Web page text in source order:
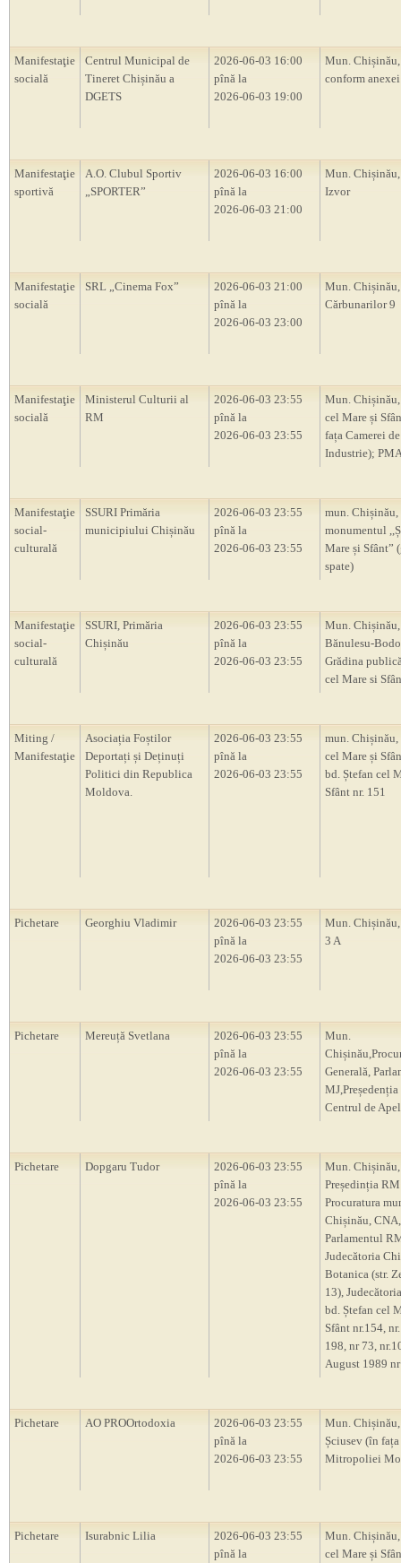
Manifestaţie
socială
Centrul Municipal de
Tineret Chișinău a
DGETS
2026-06-03 16:00
pînă la
2026-06-03 19:00
Mun.
conform anexei
Manifestaţie
sportivă
A.O. Clubul Sportiv
„SPORTER”
2026-06-03 16:00
pînă la
2026-06-03 21:00
Mun.
Izvor
Manifestaţie
socială
SRL „Cinema Fox”
2026-06-03 21:00
pînă la
2026-06-03 23:00
Mun. Chișinău,
Cărbunarilor 9
Manifestaţie
socială
Ministerul Culturii al
RM
2026-06-03 23:55
pînă la
2026-06-03 23:55
Mun.
cel Mare și
fața Camerei
Industrie);
Manifestaţie
social-
culturală
SSURI Primăria
municipiului Chișinău
2026-06-03 23:55
pînă la
2026-06-03 23:55
mun. Chișinău,
monumentul
Mare și Sfânt”
spate)
Manifestaţie
social-
culturală
SSURI, Primăria
Chișinău
2026-06-03 23:55
pînă la
2026-06-03 23:55
Mun. Chișinău,
Bănulesu-
Grădina
cel Mare si
Miting /
Manifestaţie
Asociația Foștilor
Deportați și Deținuți
Politici din Republica
Moldova.
2026-06-03 23:55
pînă la
2026-06-03 23:55
mun. Chișinău,
cel Mare și
bd. Ștefan cel
Sfânt nr. 151
Pichetare Georghiu Vladimir
2026-06-03 23:55
pînă la
2026-06-03 23:55
Mun.
3 A
Pichetare Mereuță Svetlana
2026-06-03 23:55
pînă la
2026-06-03 23:55
Mun.
Generală,
Centrul de Apel
Pichetare Dopgaru Tudor
2026-06-03 23:55
pînă la
2026-06-03 23:55
Mun. Chișinău,
Președinția
Procuratura
Chișinău, CNA,
Parlamentul
Judecătoria
Botanica (str.
13),
bd. Ștefan cel
Sfânt nr.154,
198, nr 73,
August 1989 nr
Pichetare AO PROOrtodoxia
2026-06-03 23:55
pînă la
2026-06-03 23:55
Mun.
Șciusev (în
Mitropoliei
Pichetare Isurabnic Lilia
2026-06-03 23:55
pînă la
Mun.
cel Mare și